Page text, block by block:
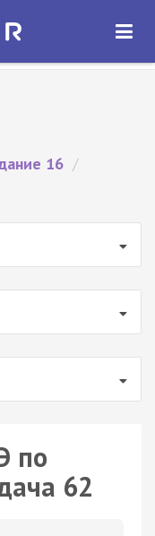
ОТКРЫТЬ
16 /
по
62